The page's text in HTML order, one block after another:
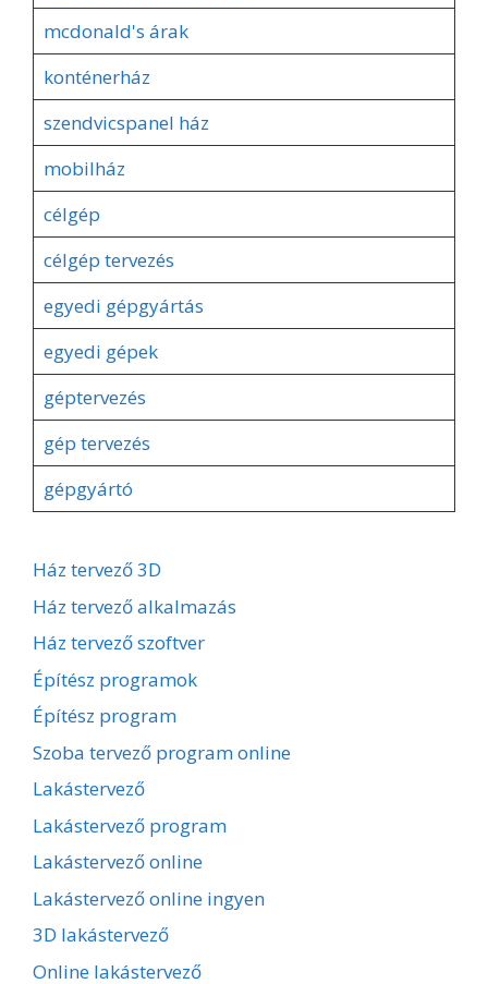
mcdonald's árak
konténerház
szendvicspanel ház
mobilház
célgép
célgép tervezés
egyedi gépgyártás
egyedi gépek
géptervezés
gép tervezés
gépgyártó
Ház tervező 3D
Ház tervező alkalmazás
Ház tervező szoftver
Építész programok
Építész program
Szoba tervező program online
Lakástervező
Lakástervező program
Lakástervező online
Lakástervező online ingyen
3D lakástervező
Online lakástervező